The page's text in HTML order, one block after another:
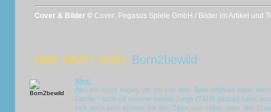
Cover & Bilder © Cover: Pegasus Spiele GmbH / Bilder im Artikel und
DAS FAZIT VON: Born2bewild
Alex:
Also ich muss sagen, als ich von dem Spiel erfahren habe,
Familie - auch mit unseren beiden Jungs (7&10) gespielt habe,
sich noch sehr schwer mit den Tipps und selbst unter den